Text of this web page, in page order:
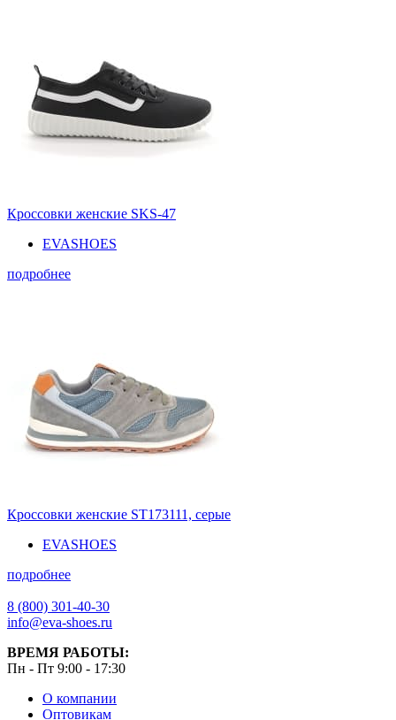
Кроссовки женские SKS-47
EVASHOES
подробнее
Кроссовки женские ST173111, серые
EVASHOES
подробнее
8 (800) 301-40-30
info@eva-shoes.ru
ВРЕМЯ РАБОТЫ:
Пн - Пт 9:00 - 17:30
О компании
Оптовикам